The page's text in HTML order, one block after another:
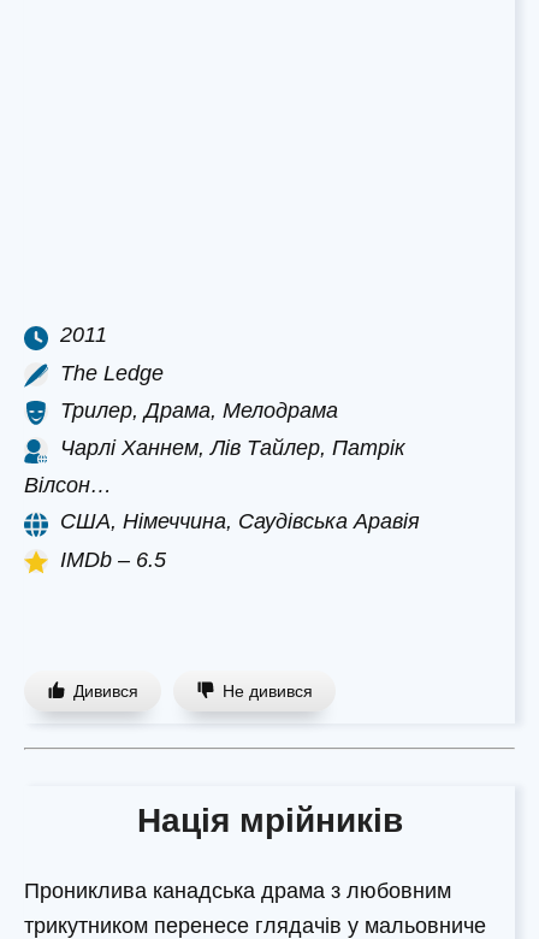
2011
The Ledge
Трилер, Драма, Мелодрама
Чарлі Ханнем, Лів Тайлер, Патрік
Вілсон…
США, Німеччина, Саудівська Аравія
IMDb – 6.5
Дивився Не дивився
Нація мрійників
Прониклива канадська драма з любовним
трикутником перенесе глядачів у мальовниче